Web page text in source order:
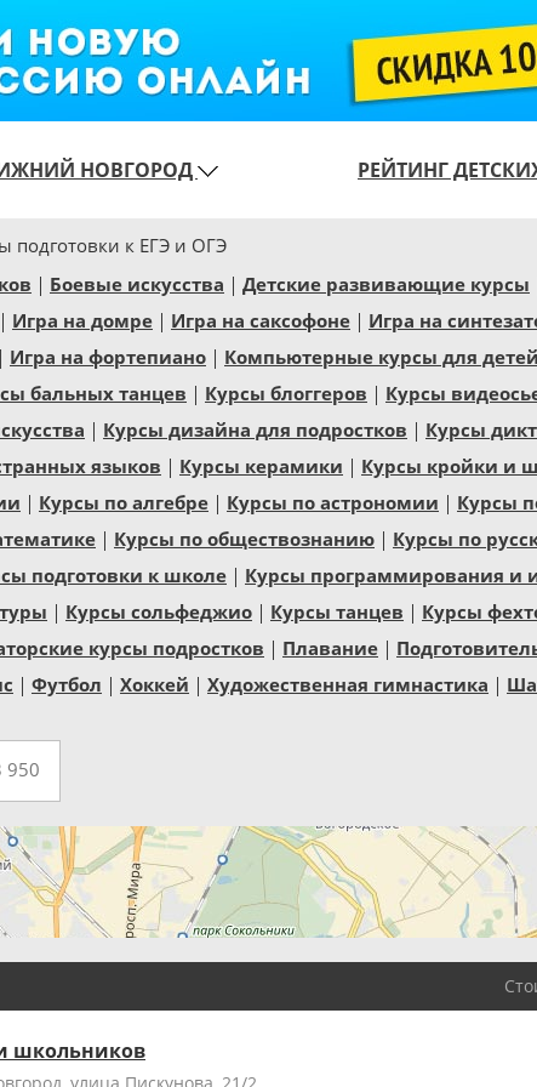
НОВГОРОД РЕЙТИНГ
подготовки к ЕГЭ и ОГЭ
Боевые искусства Детские развивающие курсы
Игра на домре Игра на саксофоне Игра на
Игра на фортепиано Компьютерные курсы для детей
бальных танцев Курсы блоггеров Курсы
Курсы дизайна для подростков Курсы
языков Курсы керамики Курсы кройки и
Курсы по алгебре Курсы по астрономии Курсы
Курсы по обществознанию Курсы по
подготовки к школе Курсы программирования и
Курсы сольфеджио Курсы танцев Курсы
курсы подростков Плавание
Футбол Хоккей Художественная гимнастика
школьников